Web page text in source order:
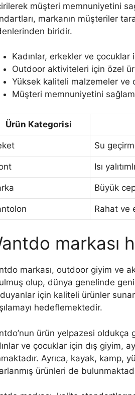
müşteri memnuniyetini
markanın müşteriler
biridir.
Kadınlar, erkekler ve
Outdoor aktiviteleri için özel
Yüksek kaliteli malzemeler ve
Müşteri memnuniyetini
Ürün Kategorisi
Su
Isı
Büyük
Rahat ve
markası
markası, outdoor giyim ve
olup, dünya genelinde
için kaliteli ürünler sunan
hedeflemektedir.
ürün yelpazesi oldukça
ve çocuklar için dış giyim,
Ayrıca, kayak, kamp,
ürünleri de